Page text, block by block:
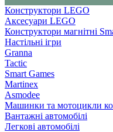
Конструктори LEGO
Аксесуари LEGO
Конструктори магнітні
Настільні ігри
Granna
Tactic
Smart Games
Martinex
Asmodee
Машинки та мотоцикли
Вантажні автомобілі
Легкові автомобілі